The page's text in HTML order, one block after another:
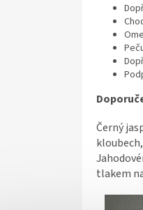
Černý
tlakem